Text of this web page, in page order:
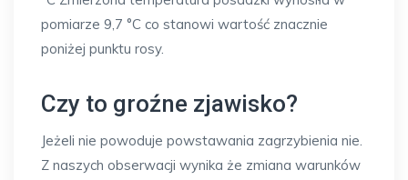
pomiarze 9,7 °C co stanowi wartość znacznie
poniżej punktu rosy.
Czy to groźne zjawisko?
Jeżeli nie powoduje powstawania zagrzybienia nie.
Z naszych obserwacji wynika że zmiana warunków